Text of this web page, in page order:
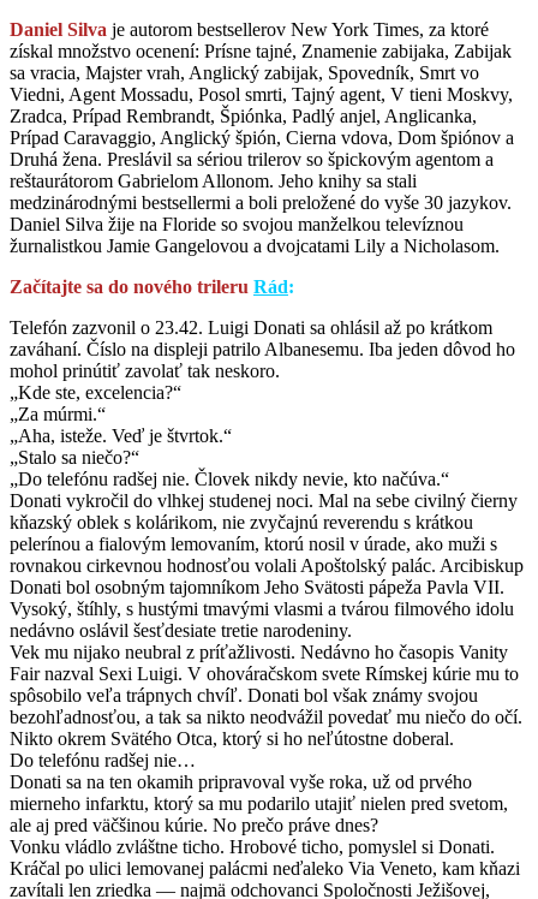
Daniel Silva je autorom bestsellerov New York Times, za ktoré
získal množstvo ocenení: Prísne tajné, Znamenie zabijaka, Zabijak
sa vracia, Majster vrah, Anglický zabijak, Spovedník, Smrt vo
Viedni, Agent Mossadu, Posol smrti, Tajný agent, V tieni Moskvy,
Zradca, Prípad Rembrandt, Špiónka, Padlý anjel, Anglicanka,
Prípad Caravaggio, Anglický špión, Cierna vdova, Dom špiónov a
Druhá žena. Preslávil sa sériou trilerov so špickovým agentom a
reštaurátorom Gabrielom Allonom. Jeho knihy sa stali
medzinárodnými bestsellermi a boli preložené do vyše 30 jazykov.
Daniel Silva žije na Floride so svojou manželkou televíznou
žurnalistkou Jamie Gangelovou a dvojcatami Lily a Nicholasom.
Začítajte sa do nového trileru Rád:
Telefón zazvonil o 23.42. Luigi Donati sa ohlásil až po krátkom
zaváhaní. Číslo na displeji patrilo Albanesemu. Iba jeden dôvod ho
mohol prinútiť zavolať tak neskoro.
„Kde ste, excelencia?“
„Za múrmi.“
„Aha, isteže. Veď je štvrtok.“
„Stalo sa niečo?“
„Do telefónu radšej nie. Človek nikdy nevie, kto načúva.“
Donati vykročil do vlhkej studenej noci. Mal na sebe civilný čierny
kňazský oblek s kolárikom, nie zvyčajnú reverendu s krátkou
pelerínou a fialovým lemovaním, ktorú nosil v úrade, ako muži s
rovnakou cirkevnou hodnosťou volali Apoštolský palác. Arcibiskup
Donati bol osobným tajomníkom Jeho Svätosti pápeža Pavla VII.
Vysoký, štíhly, s hustými tmavými vlasmi a tvárou filmového idolu
nedávno oslávil šesťdesiate tretie narodeniny.
Vek mu nijako neubral z príťažlivosti. Nedávno ho časopis Vanity
Fair nazval Sexi Luigi. V ohováračskom svete Rímskej kúrie mu to
spôsobilo veľa trápnych chvíľ. Donati bol však známy svojou
bezohľadnosťou, a tak sa nikto neodvážil povedať mu niečo do očí.
Nikto okrem Svätého Otca, ktorý si ho neľútostne doberal.
Do telefónu radšej nie…
Donati sa na ten okamih pripravoval vyše roka, už od prvého
mierneho infarktu, ktorý sa mu podarilo utajiť nielen pred svetom,
ale aj pred väčšinou kúrie. No prečo práve dnes?
Vonku vládlo zvláštne ticho. Hrobové ticho, pomyslel si Donati.
Kráčal po ulici lemovanej palácmi neďaleko Via Veneto, kam kňazi
zavítali len zriedka — najmä odchovanci Spoločnosti Ježišovej,